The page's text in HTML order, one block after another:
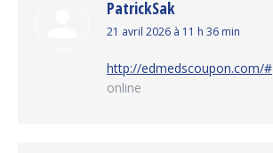
PatrickSak
dit
21 avril 2026 à 11 h 36 min
http://edmedscoupon.com/#
online